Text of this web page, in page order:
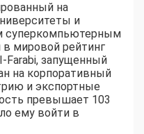
на
и
суперкомпьютерным
в мировой рейтинг
Farabi, запущенный
на корпоративный
и экспортные
превышает 103
ему войти в